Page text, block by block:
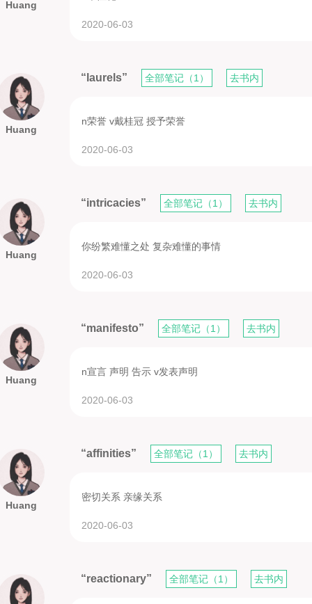
Huang
2020-06-03
Huang
“laurels” 全部笔记（1） 去书内
n荣誉 v戴桂冠 授予荣誉
2020-06-03
Huang
“intricacies” 全部笔记（1） 去书内
你纷繁难懂之处 复杂难懂的事情
2020-06-03
Huang
“manifesto” 全部笔记（1） 去书内
n宣言 声明 告示 v发表声明
2020-06-03
Huang
“affinities” 全部笔记（1） 去书内
密切关系 亲缘关系
2020-06-03
“reactionary” 全部笔记（1） 去书内